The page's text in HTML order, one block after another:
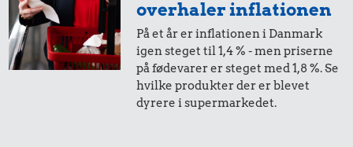
1,-
i 2018
= 1,-
i 2023
overhaler inflationen
På et år er inflationen i Danmark
igen steget til 1,4 % - men priserne
på fødevarer er steget med 1,8 %. Se
hvilke produkter der er blevet
dyrere i supermarkedet.